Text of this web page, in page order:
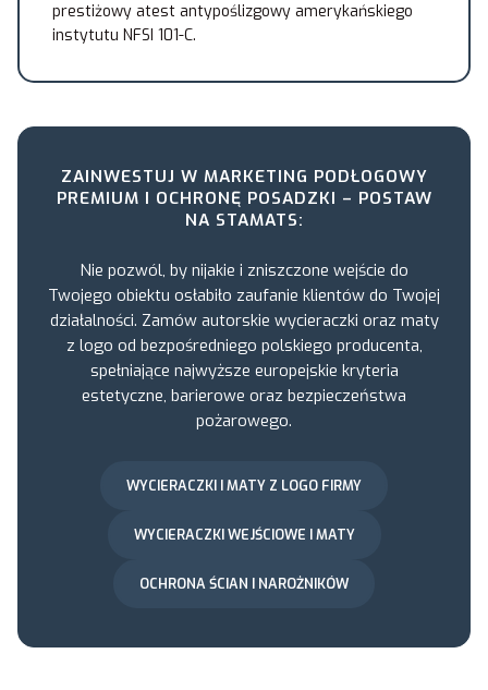
prestiżowy atest antypoślizgowy amerykańskiego
instytutu NFSI 101-C.
ZAINWESTUJ W MARKETING PODŁOGOWY
PREMIUM I OCHRONĘ POSADZKI – POSTAW
NA STAMATS:
Nie pozwól, by nijakie i zniszczone wejście do
Twojego obiektu osłabiło zaufanie klientów do Twojej
działalności. Zamów autorskie wycieraczki oraz maty
z logo od bezpośredniego polskiego producenta,
spełniające najwyższe europejskie kryteria
estetyczne, barierowe oraz bezpieczeństwa
pożarowego.
WYCIERACZKI I MATY Z LOGO FIRMY
WYCIERACZKI WEJŚCIOWE I MATY
OCHRONA ŚCIAN I NAROŻNIKÓW